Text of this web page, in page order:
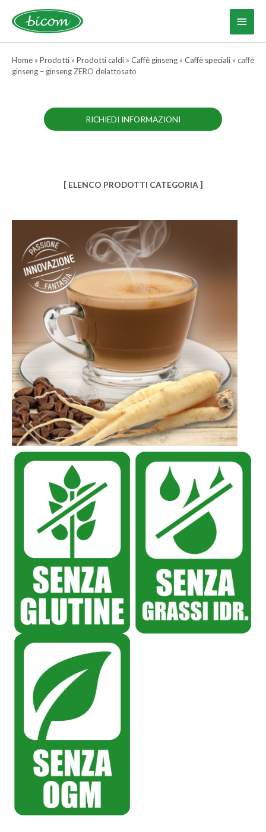
contenuto
Menu
Home » Prodotti » Prodotti caldi » Caffè ginseng » Caffè speciali » caffè
ginseng – ginseng ZERO delattosato
RICHIEDI INFORMAZIONI
[ ELENCO PRODOTTI CATEGORIA ]